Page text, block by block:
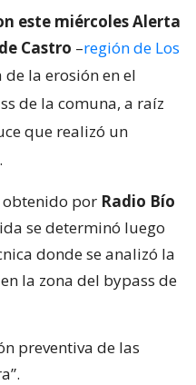
este miércoles Alerta
Castro –región de Los
de la erosión en el
de la comuna, a raíz
que realizó un
.
obtenido por Radio Bío
se determinó luego
donde se analizó la
la zona del bypass de
preventiva de las